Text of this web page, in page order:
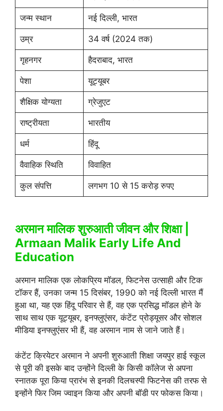
जन्म स्थान नई दिल्ली, भारत
उम्र 34 वर्ष (2024 तक)
गृहनगर हैदराबाद, भारत
पेशा यूट्यूबर
शैक्षिक योग्यता ग्रेजुएट
राष्ट्रीयता भारतीय
धर्म हिंदू
वैवाहिक स्थिति विवाहित
कुल संपत्ति लगभग 10 से 15 करोड़ रुपए
अरमान मालिक शुरुआती जीवन और शिक्षा |
Armaan Malik Early Life And
Education
अरमान मालिक एक लोकप्रिय मॉडल, फिटनेस उत्साही और टिक
टॉकर हैं, उनका जन्म 15 दिसंबर, 1990 को नई दिल्ली भारत मैं
हुआ था, यह एक हिंदू परिवार से हैं, वह एक प्रसिद्ध मॉडल होने के
साथ साथ एक यूट्यूबर, इनफ्लुएंसर, कंटेंट प्रोड्यूसर और सोशल
मीडिया इनफ्लुएंसर भी हैं, वह अरमान नाम से जाने जाते हैं।
कंटेंट क्रियेटर अरमान ने अपनी शुरुआती शिक्षा जयपुर हाई स्कूल
से पूरी की इसके बाद उन्होंने दिल्ली के किसी कॉलेज से अपना
स्नातक पूरा किया प्रारंभ से इनकी दिलचस्पी फिटनेस की तरफ से
इन्होंने फिर जिम ज्वाइन किया और अपनी बॉडी पर फोकस किया।